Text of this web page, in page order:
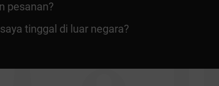
pesanan?
tinggal di luar negara?